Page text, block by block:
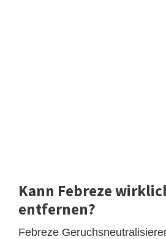
Kann Febreze
entfernen?
Febreze